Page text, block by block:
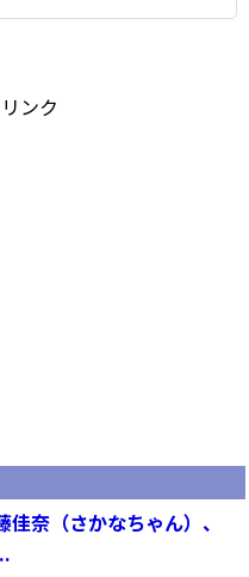
ンク
佳奈（さかなちゃん）、